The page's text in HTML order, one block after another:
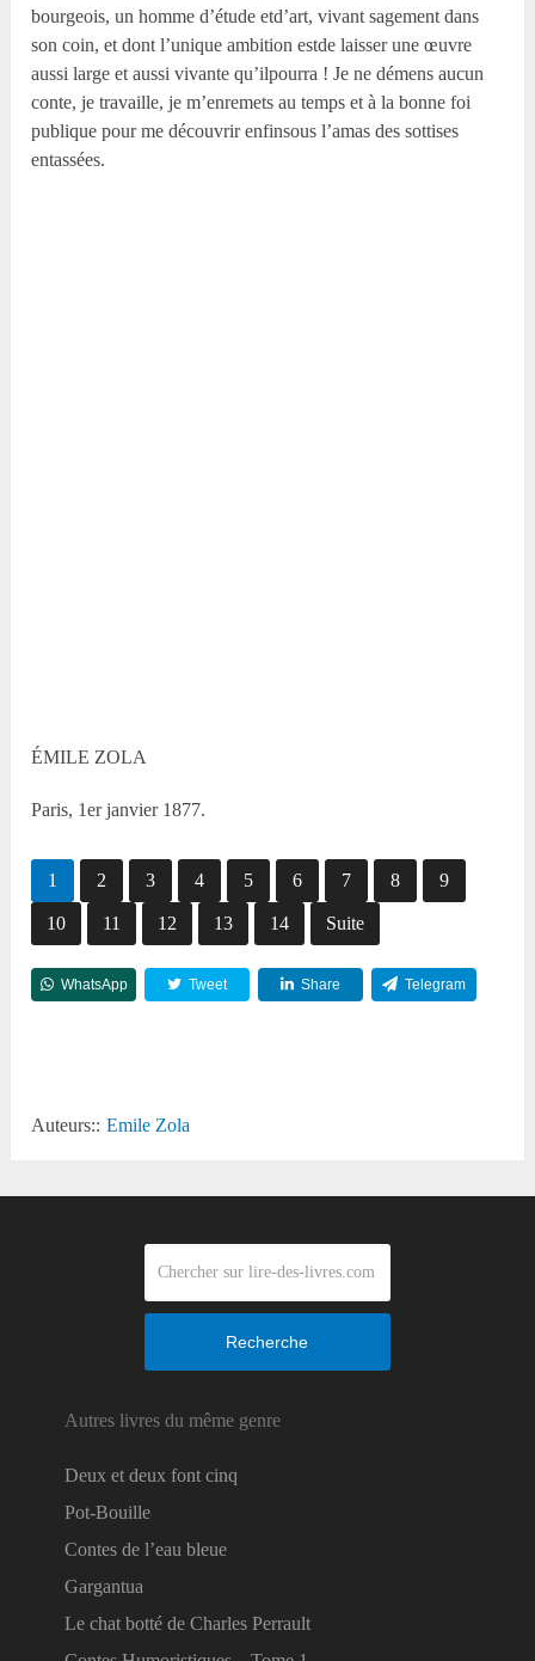
bourgeois, un homme d’étude etd’art, vivant sagement dans
son coin, et dont l’unique ambition estde laisser une œuvre
aussi large et aussi vivante qu’ilpourra ! Je ne démens aucun
conte, je travaille, je m’enremets au temps et à la bonne foi
publique pour me découvrir enfinsous l’amas des sottises
entassées.
ÉMILE ZOLA
Paris, 1erjanvier 1877.
1 2 3 4 5 6 7 8 9
10 11 12 13 14 Suite
WhatsApp Tweet Share Telegram
Auteurs:: Emile Zola
Recherche
Autres livres du même genre
Deux et deux font cinq
Pot-Bouille
Contes de l’eau bleue
Gargantua
Le chat botté de Charles Perrault